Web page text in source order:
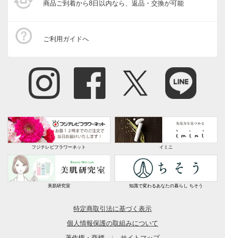
商品ご到着から8日以内なら、返品・交換が可能
ご利用ガイドへ
フジテレビフラワーネット イミニ
美肌研究室 知識で変わるあなたの暮らし ちそう
特定商取引法に基づく表示
個人情報保護の取組みについて